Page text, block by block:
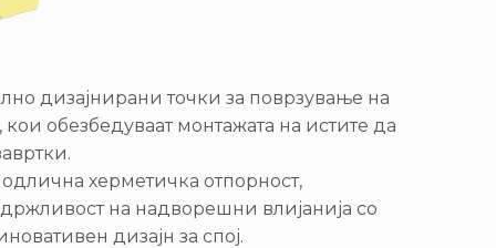
дизајнирани точки за поврзување на
кои обезбедуваат монтажата на истите да
херметичка отпорност,
на надворешни влијанија со
дизајн за спој.